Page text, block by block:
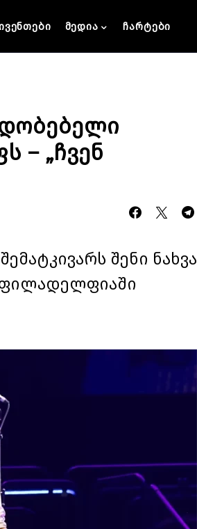
მედია ჩარტები
– „ჩვენ
შენი ნახვა
ფილადელფიაში